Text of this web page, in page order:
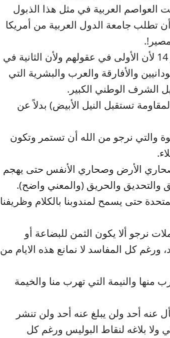
العواصم العربية في مثل هذا الذبول
تطلب جامعة الدول العربية من أمريكا
٭ إثنان لن يتنازل عنهما السودانيون الميل 14 وقمر 14 لأن الأولى في عقولهم ولأن الثانية في
والأفارقة والعرب والبشرية التي
الشرف الوطني الكبير.
تستقبل النيل الأبيض) بدلاً عن
والتي نرجو من الله أن تستمر وتكون
صحاري الأرض وصحاري الأنفس حتى يهجم
والتحديق والحريق (والمعني واضح).
حتى يسمح لمندوبنا بالكلام وظريفنا
نرجو ألا يكون الثمن للبضاعة أو
ورغم كل المفاسد لا نمانع هذه الايام من
منها والنيمة التي تهرب منا والخيمة
أحد ولن يبلغ عنه أحد ولن تنشر
بلاغه لنقاط البوليس ورغم كل